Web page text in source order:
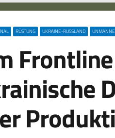
RÜSTUNG UKRAINE-RUSSLAND